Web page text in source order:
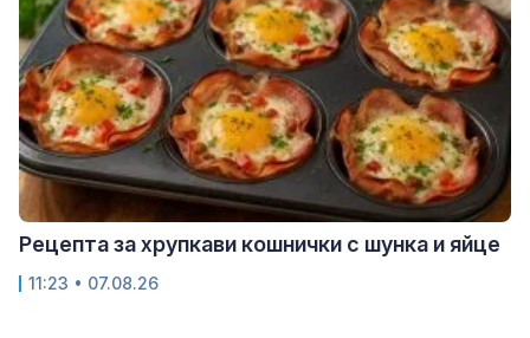
Рецепта за хрупкави кошнички с шунка и яйце
11:23 • 07.08.26